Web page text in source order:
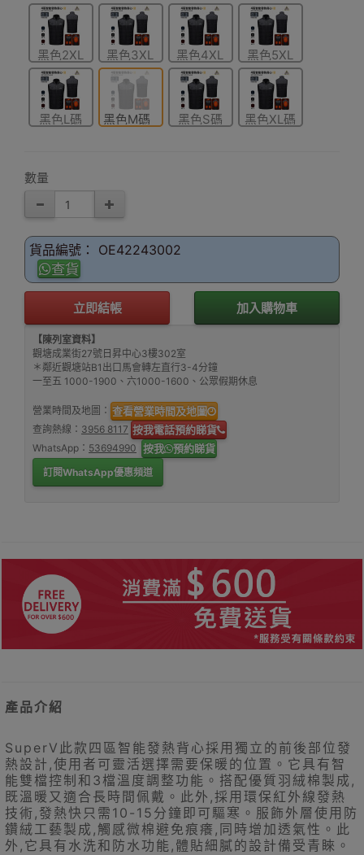
黑色2XL
碼
黑色3XL
碼
黑色4XL
碼
黑色5XL
碼
黑色L碼 黑色M碼 黑色S碼 黑色XL碼
數量
貨品編號： OE42243002
查貨
立即結帳 加入購物車
【陳列室資料】
觀塘成業街27號日昇中心3樓302室
＊鄰近觀塘站B1出口馬會轉左直行3-4分鐘
一至五 1000-1900、六1000-1600、公眾假期休息
營業時間及地圖： 查看營業時間及地圖
查詢熱線： 3956 8117 按我電話預約睇貨
WhatsApp： 53694990 按我 預約睇貨
訂閱WhatsApp優惠頻道
產品介紹
SuperV此款四區智能發熱背心採用獨立的前後部位發
熱設計,使用者可靈活選擇需要保暖的位置。它具有智
能雙檔控制和3檔溫度調整功能。搭配優質羽絨棉製成,
既溫暖又適合長時間佩戴。此外,採用環保紅外線發熱
技術,發熱快只需10-15分鐘即可驅寒。服飾外層使用防
鑽絨工藝製成,觸感微棉避免痕癢,同時增加透氣性。此
外,它具有水洗和防水功能,體貼細膩的設計備受青睞。